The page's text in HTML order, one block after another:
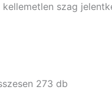
szag
273 db